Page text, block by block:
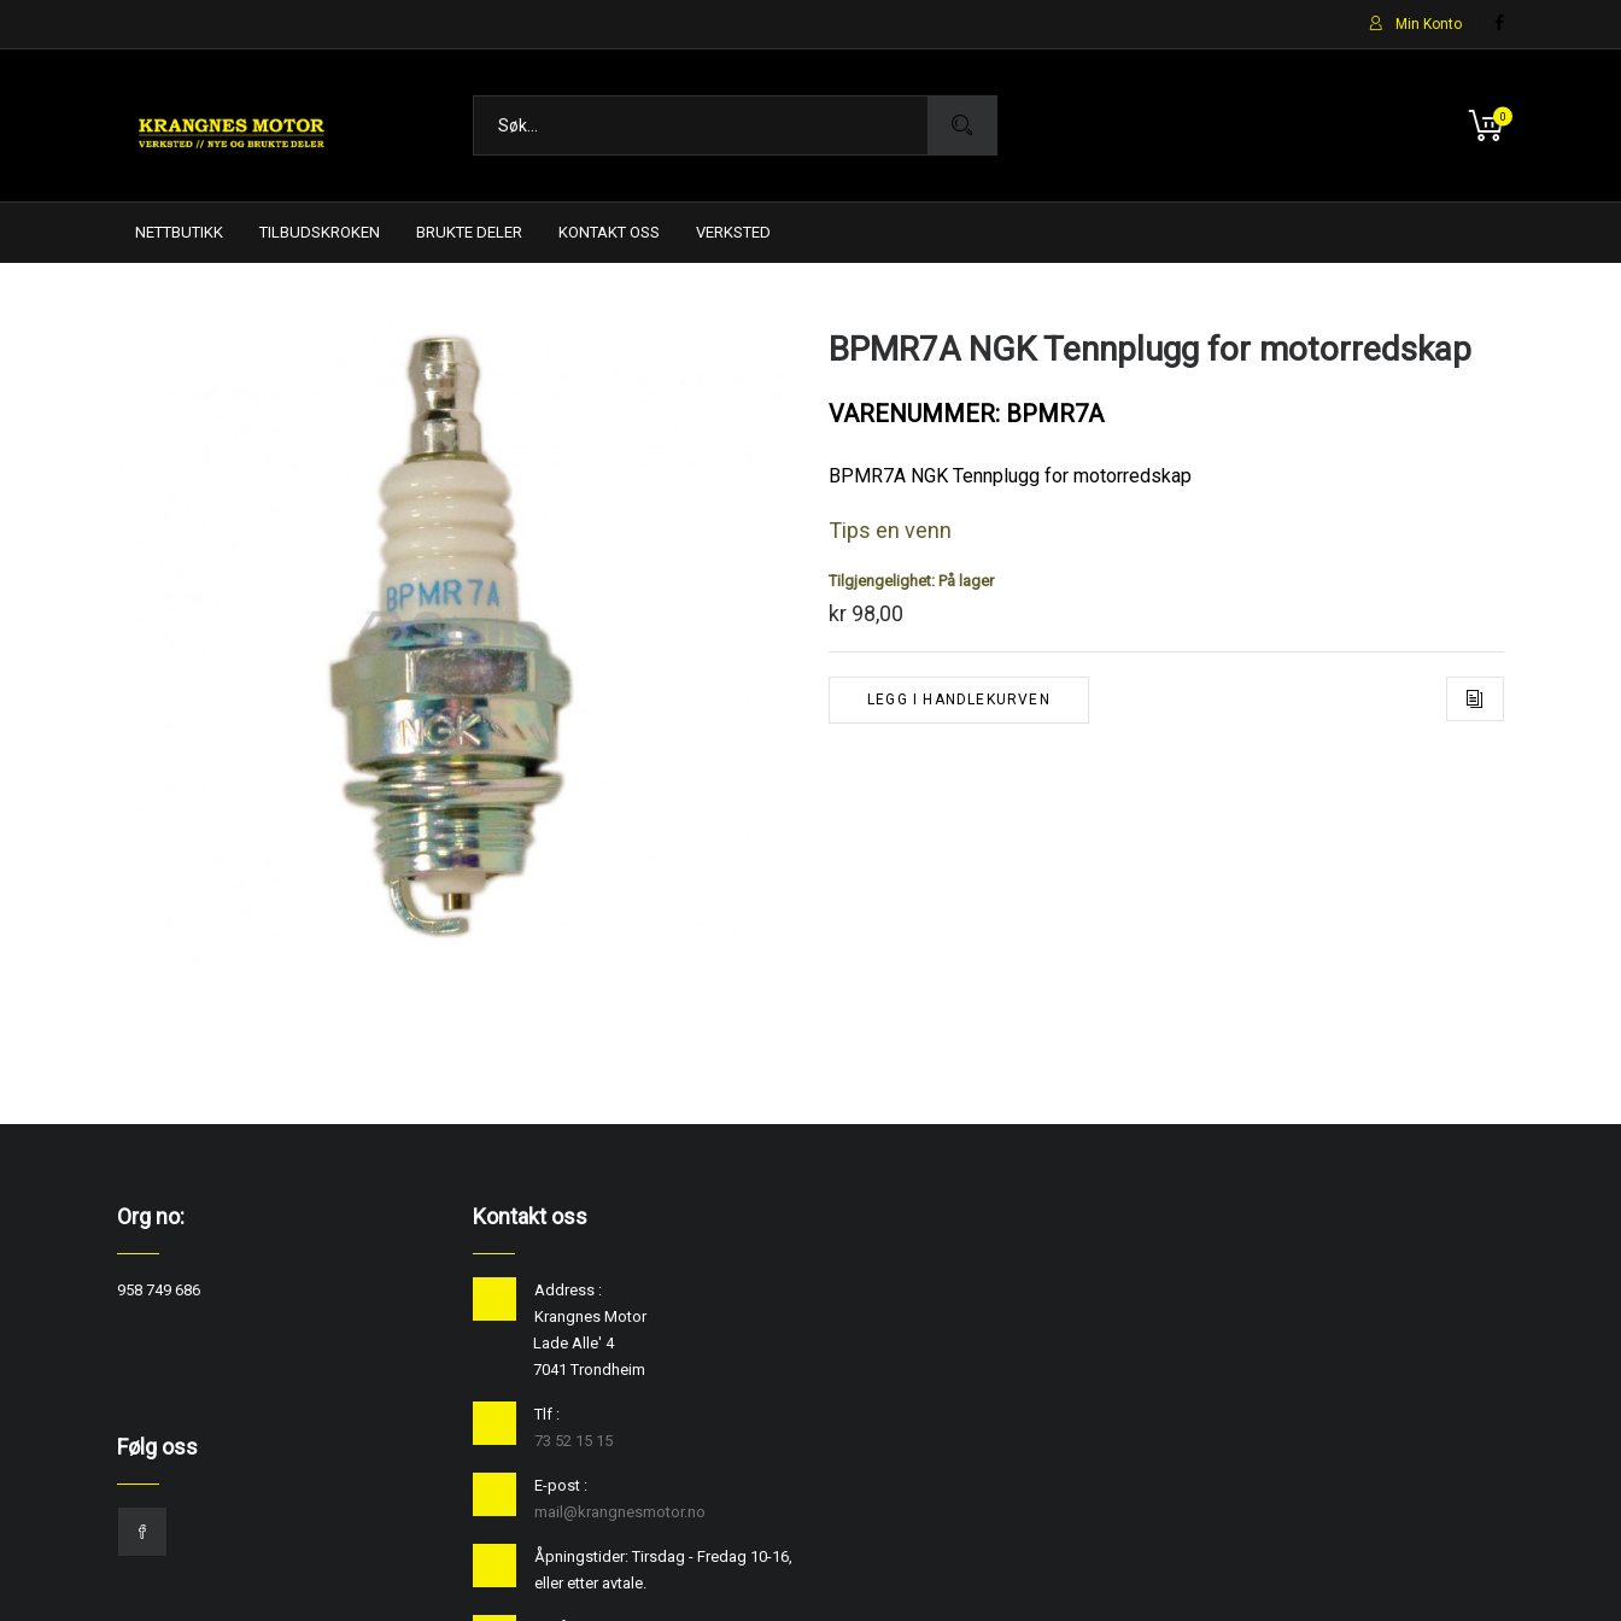
Min Konto
0
NETTBUTIKK TILBUDSKROKEN BRUKTE DELER KONTAKT OSS VERKSTED
BPMR7A NGK Tennplugg for motorredskap
VARENUMMER: BPMR7A
BPMR7A NGK Tennplugg for motorredskap
Tips en venn
Tilgjengelighet: På lager
kr 98,00
LEGG I HANDLEKURVEN
Org no:
958 749 686
Følg oss
Kontakt oss
Address :
Krangnes Motor
Lade Alle' 4
7041 Trondheim
Tlf :
73 52 15 15
E-post :
mail@krangnesmotor.no
Åpningstider: Tirsdag - Fredag 10-16,
eller etter avtale.